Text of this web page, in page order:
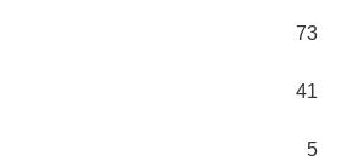
73
41
5